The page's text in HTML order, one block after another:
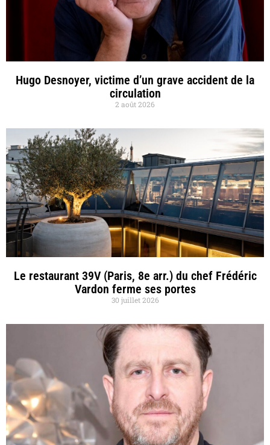
Hugo Desnoyer, victime d’un grave accident de la
circulation
2 août 2026
Le restaurant 39V (Paris, 8e arr.) du chef Frédéric
Vardon ferme ses portes
30 juillet 2026